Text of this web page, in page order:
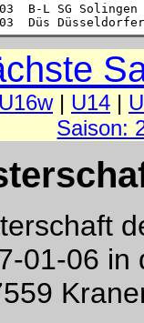
03  B-L SG
Düs
U16w| U14 |
Saison:
01-06